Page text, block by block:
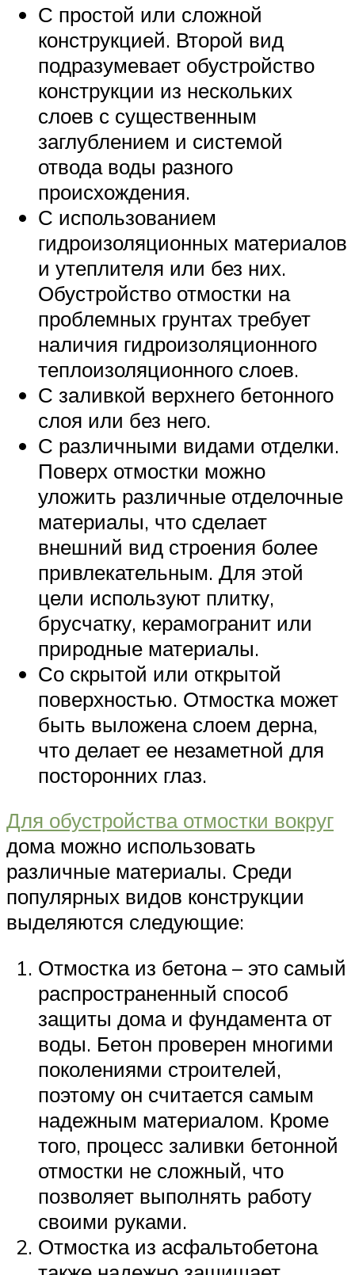
С простой или сложной
конструкцией. Второй вид
подразумевает обустройство
конструкции из нескольких
слоев с существенным
заглублением и системой
отвода воды разного
происхождения.
С использованием
гидроизоляционных материалов
и утеплителя или без них.
Обустройство отмостки на
проблемных грунтах требует
наличия гидроизоляционного
теплоизоляционного слоев.
С заливкой верхнего бетонного
слоя или без него.
С различными видами отделки.
Поверх отмостки можно
уложить различные отделочные
материалы, что сделает
внешний вид строения более
привлекательным. Для этой
цели используют плитку,
брусчатку, керамогранит или
природные материалы.
Со скрытой или открытой
поверхностью. Отмостка может
быть выложена слоем дерна,
что делает ее незаметной для
посторонних глаз.
Для обустройства отмостки вокруг
дома можно использовать
различные материалы. Среди
популярных видов конструкции
выделяются следующие:
Отмостка из бетона – это самый
распространенный способ
защиты дома и фундамента от
воды. Бетон проверен многими
поколениями строителей,
поэтому он считается самым
надежным материалом. Кроме
того, процесс заливки бетонной
отмостки не сложный, что
позволяет выполнять работу
своими руками.
Отмостка из асфальтобетона